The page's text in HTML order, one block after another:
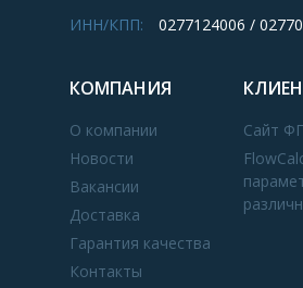
ИНН/КПП: 0277124006 /
КОМПАНИЯ
О компании
Новости
Вакансии
Доставка
Гарантия качества
Контакты
Сайт